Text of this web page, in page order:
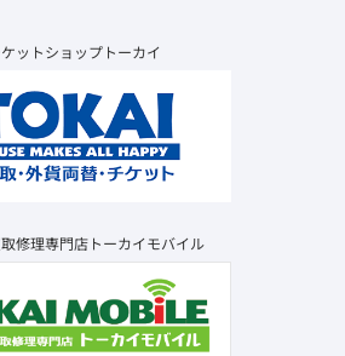
ットショップトーカイ
修理専門店トーカイモバイル